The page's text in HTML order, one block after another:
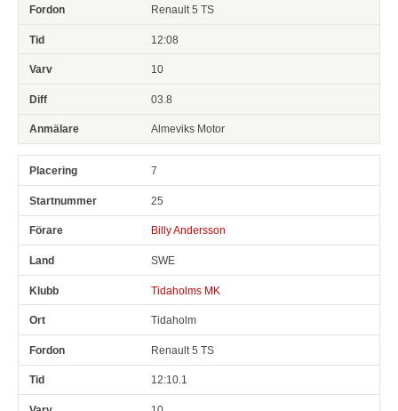
Renault 5 TS
12:08
10
03.8
Almeviks Motor
7
25
Billy Andersson
SWE
Tidaholms MK
Tidaholm
Renault 5 TS
12:10.1